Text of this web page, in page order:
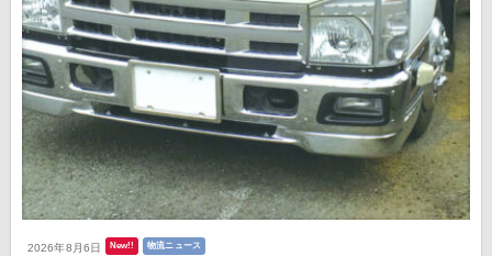
2026年8月6日 New!! 物流ニュース